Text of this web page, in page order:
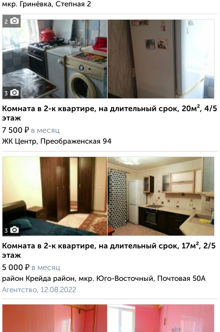
2
мкр. Гринёвка, Степная 2
3
Комната в 2-к квартире, на длительный срок, 20м², 4/5
этаж
7 500 ₽ в месяц
ЖК Центр, Преображенская 94
3
Комната в 2-к квартире, на длительный срок, 17м², 2/5
этаж
5 000 ₽ в месяц
район Крейда район, мкр. Юго-Восточный, Почтовая 50А
Агентство, 12.08.2022